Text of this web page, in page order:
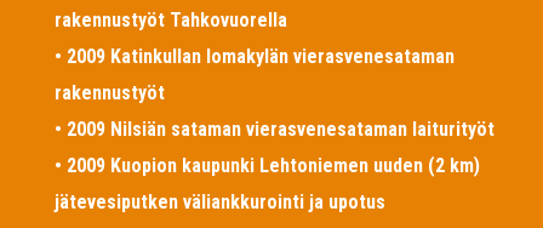
rakennustyöt Tahkovuorella
• 2009 Katinkullan lomakylän vierasvenesataman
rakennustyöt
• 2009 Nilsiän sataman vierasvenesataman laiturityöt
• 2009 Kuopion kaupunki Lehtoniemen uuden (2 km)
jätevesiputken väliankkurointi ja upotus